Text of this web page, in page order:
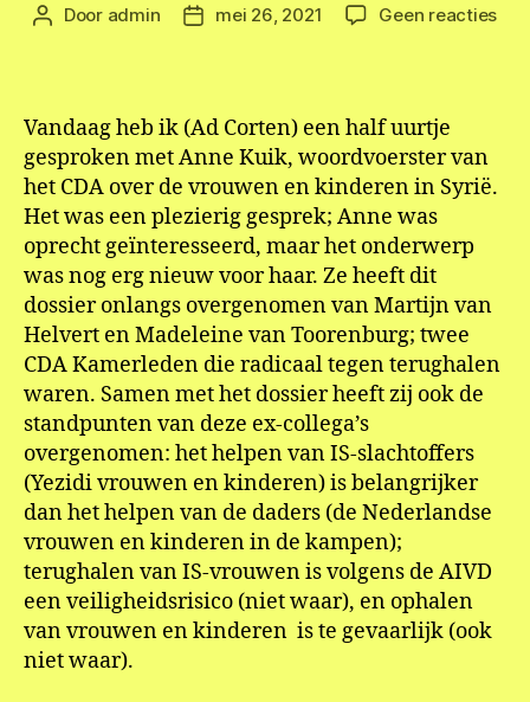
Berichtauteur
Door admin Berichtdatum
mei 26, 2021 Geen reactiesop
Vandaag heb ik (Ad Corten) een half uurtje
gesproken met Anne Kuik, woordvoerster van
het CDA over de vrouwen en kinderen in Syrië.
Het was een plezierig gesprek; Anne was
oprecht geïnteresseerd, maar het onderwerp
was nog erg nieuw voor haar. Ze heeft dit
dossier onlangs overgenomen van Martijn van
Helvert en Madeleine van Toorenburg; twee
CDA Kamerleden die radicaal tegen terughalen
waren. Samen met het dossier heeft zij ook de
standpunten van deze ex-collega’s
overgenomen: het helpen van IS-slachtoffers
(Yezidi vrouwen en kinderen) is belangrijker
dan het helpen van de daders (de Nederlandse
vrouwen en kinderen in de kampen);
terughalen van IS-vrouwen is volgens de AIVD
een veiligheidsrisico (niet waar), en ophalen
van vrouwen en kinderen is te gevaarlijk (ook
niet waar).